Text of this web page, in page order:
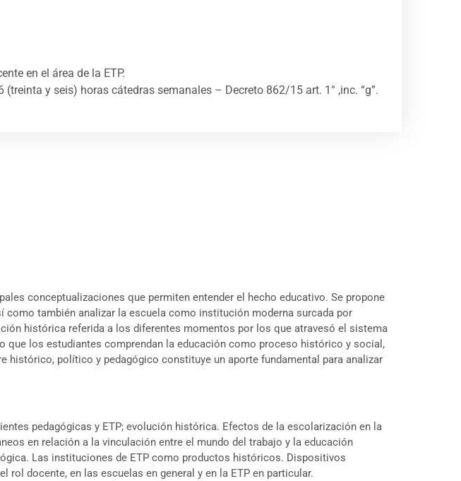
en el área de la ETP.
y seis) horas cátedras semanales – Decreto 862/15 art. 1° ,inc. “g”.
conceptualizaciones que permiten entender el hecho educativo. Se propone
como también analizar la escuela como institución moderna surcada por
histórica referida a los diferentes momentos por los que atravesó el sistema
que los estudiantes comprendan la educación como proceso histórico y social,
político y pedagógico constituye un aporte fundamental para analizar
pedagógicas y ETP; evolución histórica. Efectos de la escolarización en la
en relación a la vinculación entre el mundo del trabajo y la educación
Las instituciones de ETP como productos históricos. Dispositivos
docente, en las escuelas en general y en la ETP en particular.